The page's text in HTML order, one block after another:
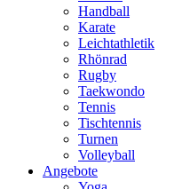
Handball
Karate
Leichtathletik
Rhönrad
Rugby
Taekwondo
Tennis
Tischtennis
Turnen
Volleyball
Angebote